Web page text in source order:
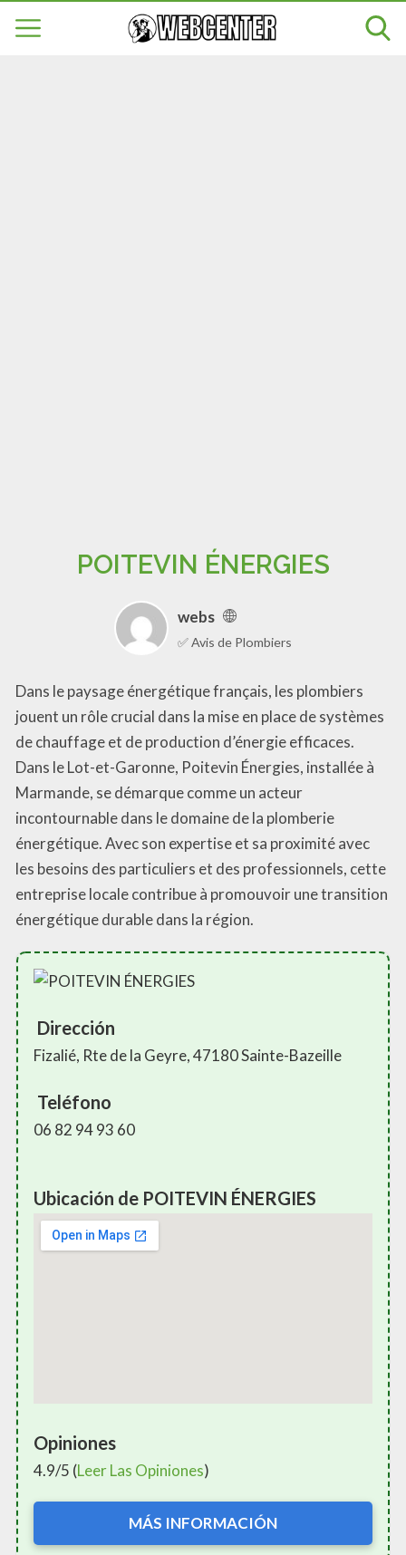
POITEVIN ÉNERGIES
webs
✅ Avis de Plombiers
Dans le paysage énergétique français, les plombiers
jouent un rôle crucial dans la mise en place de systèmes
de chauffage et de production d’énergie efficaces.
Dans le Lot-et-Garonne, Poitevin Énergies, installée à
Marmande, se démarque comme un acteur
incontournable dans le domaine de la plomberie
énergétique. Avec son expertise et sa proximité avec
les besoins des particuliers et des professionnels, cette
entreprise locale contribue à promouvoir une transition
énergétique durable dans la région.
Dirección
Fizalié, Rte de la Geyre, 47180 Sainte-Bazeille
Teléfono
06 82 94 93 60
Ubicación de POITEVIN ÉNERGIES
Opiniones
4.9/5 (Leer Las Opiniones)
MÁS INFORMACIÓN